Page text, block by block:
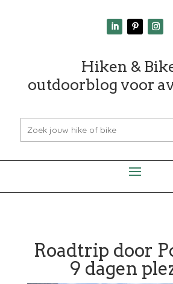
Hiken &
outdoorblog voor
Roadtrip door
9 dagen